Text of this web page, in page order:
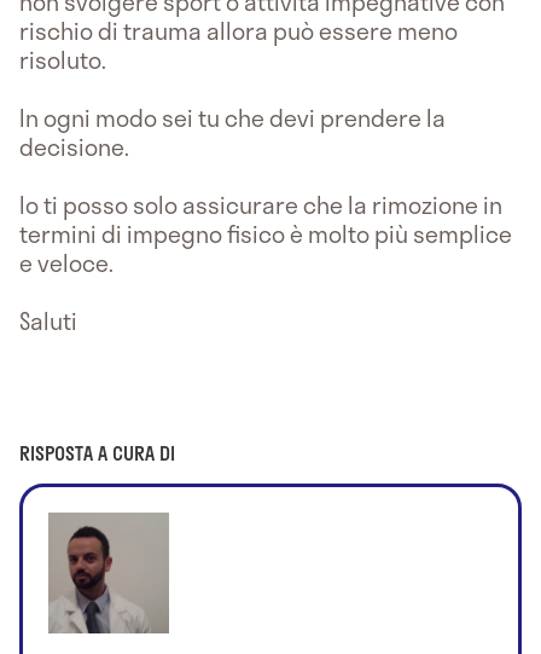
rischio di trauma allora può essere meno
risoluto.
In ogni modo sei tu che devi prendere la
decisione.
Io ti posso solo assicurare che la rimozione in
termini di impegno fisico è molto più semplice
e veloce.
Saluti
RISPOSTA A CURA DI